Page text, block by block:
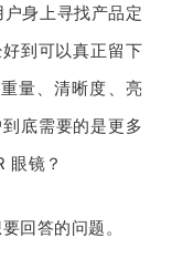
身上寻找产品定
到可以真正留下
量、清晰度、亮
底需要的是更多
眼镜？
回答的问题。